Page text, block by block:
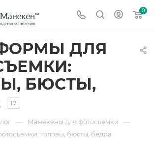
0
ДЛЯ
БЮСТЫ,
17
— Манекены для фотосъемки —
головы, бюсты, бедра